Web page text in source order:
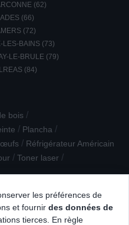
les préférences de
et fournir des données de
tierces. En règle
(62)
(66)
(72)
LES-BAINS (73)
LE-BRULE (79)
(84)
bois /
/ Plancha /
œufs / Réfrigérateur Américain
/ Toner laser /
/